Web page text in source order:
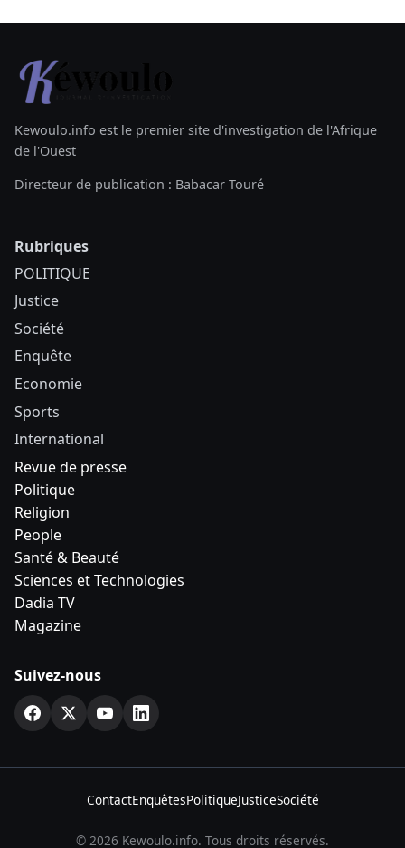
Kewoulo.info est le premier site d'investigation de l'Afrique
de l'Ouest
Directeur de publication : Babacar Touré
Rubriques
POLITIQUE
Justice
Société
Enquête
Economie
Sports
International
Revue de presse
Politique
Religion
People
Santé & Beauté
Sciences et Technologies
Dadia TV
Magazine
Suivez-nous
ContactEnquêtesPolitiqueJusticeSociété
© 2026 Kewoulo.info. Tous droits réservés.